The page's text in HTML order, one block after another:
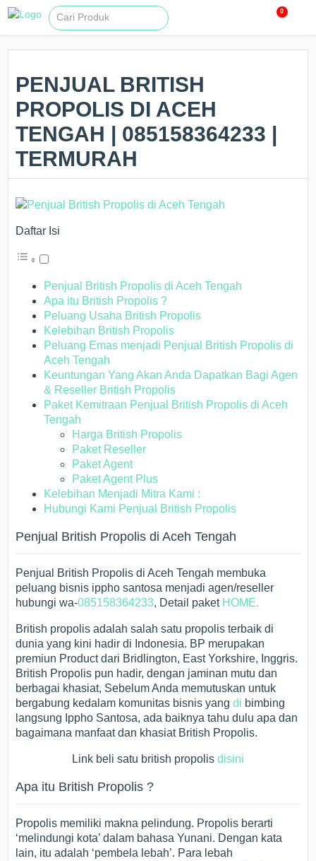
0
PENJUAL BRITISH
PROPOLIS DI ACEH
TENGAH | 085158364233 |
TERMURAH
Daftar Isi
Penjual British Propolis di Aceh Tengah
Apa itu British Propolis ?
Peluang Usaha British Propolis
Kelebihan British Propolis
Peluang Emas menjadi Penjual British Propolis di
Aceh Tengah
Keuntungan Yang Akan Anda Dapatkan Bagi Agen
& Reseller British Propolis
Paket Kemitraan Penjual British Propolis di Aceh
Tengah
Harga British Propolis
Paket Reseller
Paket Agent
Paket Agent Plus
Kelebihan Menjadi Mitra Kami :
Hubungi Kami Penjual British Propolis
Penjual British Propolis di Aceh Tengah
Penjual British Propolis di Aceh Tengah membuka
peluang bisnis ippho santosa menjadi agen/reseller
hubungi wa-085158364233, Detail paket HOME.
British propolis adalah salah satu propolis terbaik di
dunia yang kini hadir di Indonesia. BP merupakan
premiun Product dari Bridlington, East Yorkshire, Inggris.
British Propolis pun hadir, dengan jaminan mutu dan
berbagai khasiat, Sebelum Anda memutuskan untuk
bergabung kedalam komunitas bisnis yangdi bimbing
langsung Ippho Santosa, ada baiknya tahu dulu apa dan
bagaimana manfaat dan khasiat British Propolis.
Link beli satu british propolis disini
Apa itu British Propolis ?
Propolis memiliki makna pelindung. Propolis berarti
‘melindungi kota’ dalam bahasa Yunani. Dengan kata
lain, itu adalah ‘pembela lebah’. Para lebah